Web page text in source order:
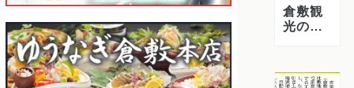
倉敷観
光の際
媛あい